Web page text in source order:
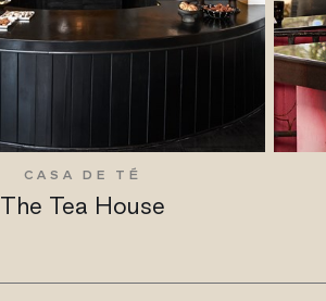
CASA DE TÉ
The Tea House